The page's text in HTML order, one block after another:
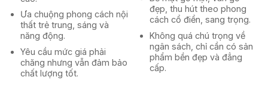
Ưa chuộng phong cách nội
thất trẻ trung, sáng và
năng động.
Yêu cầu mức giá phải
chăng nhưng vẫn đảm bảo
chất lượng tốt.
đẹp, thu hút theo phong
cách cổ điển, sang trọng.
Không quá chú trọng về
ngân sách, chỉ cần có sản
phẩm bền đẹp và đẳng
cấp.